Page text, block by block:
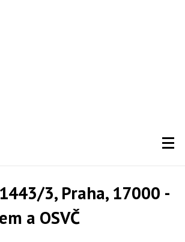
3, Praha, 17000 -
a OSVČ